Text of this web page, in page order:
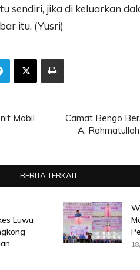
sendiri, jika di keluarkan
itu. (Yusri)
Mobil
Camat Bengo
A.
BERITA TERKAIT
Luwu